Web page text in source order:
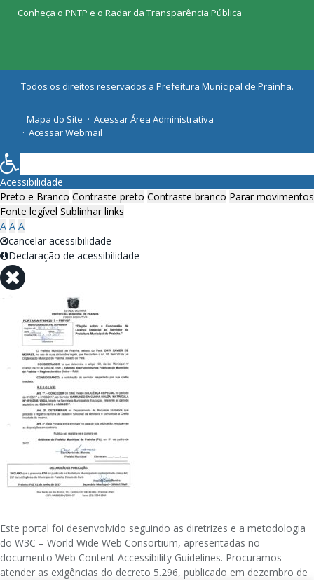
Conheça o PNTP e o Radar da Transparência Pública
Todos os direitos reservados a Prefeitura Municipal de Prainha.
Mapa do Site
Acessar Área Administrativa
Acessar Webmail
Acessibilidade
Preto e Branco Contraste preto Contraste branco Parar movimentos
Fonte legível Sublinhar links
A A A
cancelar acessibilidade
Declaração de acessibilidade
Este portal foi desenvolvido seguindo as diretrizes e a metodologia
do W3C – World Wide Web Consortium, apresentadas no
documento Web Content Accessibility Guidelines. Procuramos
atender as exigências do decreto 5.296, publicado em dezembro de